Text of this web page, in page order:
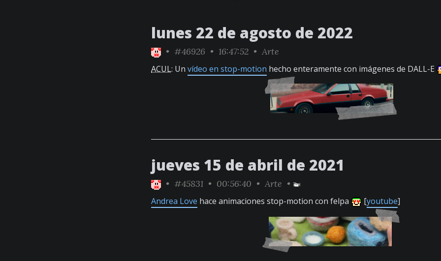
lunes 22 de agosto de 2022
• #46926 • 16:47:52 • Arte
ACUL: Un vídeo en stop-motion hecho enteramente con imágenes de DALL-E
jueves 15 de abril de 2021
• #45831 • 00:56:40 • Arte •
Andrea Love hace animaciones stop-motion con felpa [youtube]